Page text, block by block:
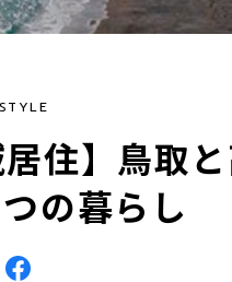
居住】鳥取
の暮らし